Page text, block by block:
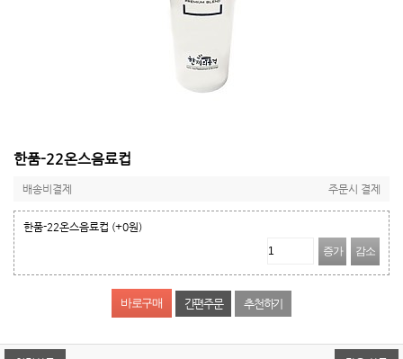
한품-22온스음료컵
배송비결제 주문시 결제
한품-22온스음료컵 (+0원)
증가
감소
간편주문 추천하기